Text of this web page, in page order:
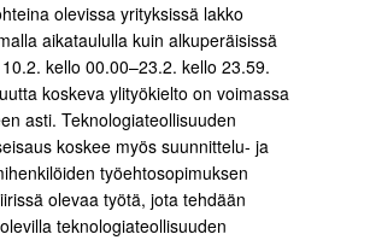
olevissa yrityksissä lakko
aikataululla kuin alkuperäisissä
kello 00.00–23.2. kello 23.59.
koskeva ylityökielto on voimassa
asti. Teknologiateollisuuden
koskee myös suunnittelu- ja
työehtosopimuksen
olevaa työtä, jota tehdään
teknologiateollisuuden